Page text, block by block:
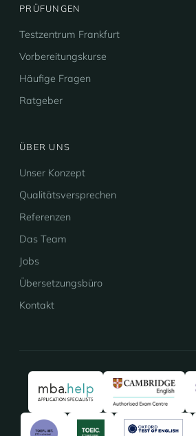
PRÜFUNGEN
Testzentrum Frankfurt
Vorbereitungskurse
Häufige Fragen
Ratgeber
ÜBER UNS
Unser Konzept
Qualitätsversprechen
Referenzen
Das Team
Jobs
Übersetzungsbüro
Kontakt